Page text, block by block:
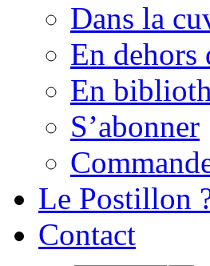
Dans la
En dehors
En
S’abonner
Le Postillon
Contact